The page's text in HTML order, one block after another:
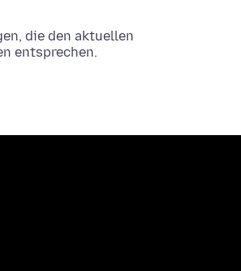
die den aktuellen
entsprechen.